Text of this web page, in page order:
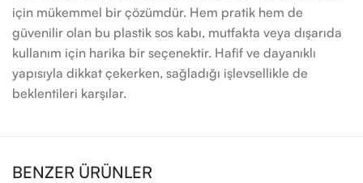
için mükemmel bir çözümdür. Hem pratik hem de
güvenilir olan bu plastik sos kabı, mutfakta veya dışarıda
kullanım için harika bir seçenektir. Hafif ve dayanıklı
yapısıyla dikkat çekerken, sağladığı işlevsellikle de
beklentileri karşılar.
BENZER ÜRÜNLER